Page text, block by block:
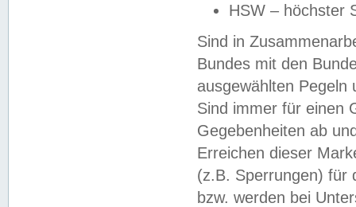
HSW – höchster
Sind in
Bundes mit den
ausgewählten
Sind immer für einen
Gegebenheiten ab
Erreichen dieser
(z.B. Sperrungen) für
bzw. werden bei